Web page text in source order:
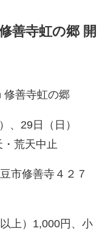
善寺虹の郷 開
修善寺虹の郷
、29日（日）
・荒天中止
市修善寺４２７
上）1,000円、小